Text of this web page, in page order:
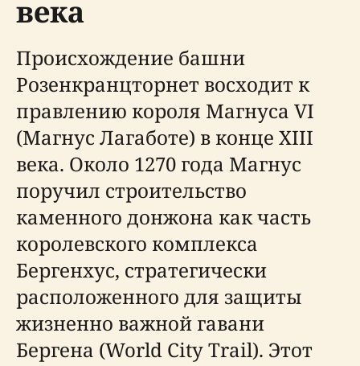
века
Происхождение башни
Розенкранцторнет восходит к
правлению короля Магнуса VI
(Магнус Лагаботе) в конце XIII
века. Около 1270 года Магнус
поручил строительство
каменного донжона как часть
королевского комплекса
Бергенхус, стратегически
расположенного для защиты
жизненно важной гавани
Бергена (World City Trail). Этот